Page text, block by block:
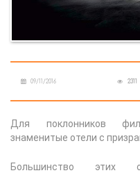
09/11/2016 2311
Для поклонников
знаменитые отели с
Большинство этих